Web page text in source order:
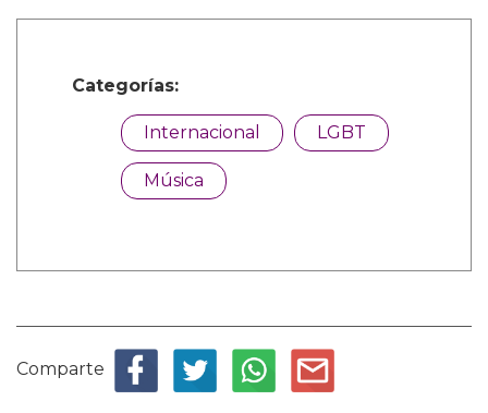
Categorías:
Internacional LGBT
Música
Comparte